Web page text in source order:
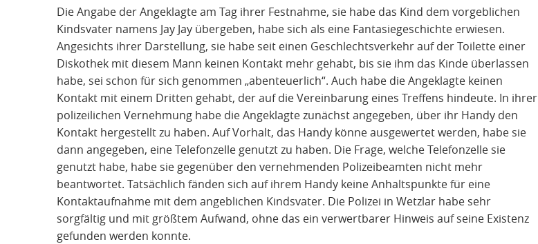
Die Angabe der Angeklagte am Tag ihrer Festnahme, sie habe das Kind dem vorgeblichen
Kindsvater namens Jay Jay übergeben, habe sich als eine Fantasiegeschichte erwiesen.
Angesichts ihrer Darstellung, sie habe seit einen Geschlechtsverkehr auf der Toilette einer
Diskothek mit diesem Mann keinen Kontakt mehr gehabt, bis sie ihm das Kinde überlassen
habe, sei schon für sich genommen „abenteuerlich“. Auch habe die Angeklagte keinen
Kontakt mit einem Dritten gehabt, der auf die Vereinbarung eines Treffens hindeute. In ihrer
polizeilichen Vernehmung habe die Angeklagte zunächst angegeben, über ihr Handy den
Kontakt hergestellt zu haben. Auf Vorhalt, das Handy könne ausgewertet werden, habe sie
dann angegeben, eine Telefonzelle genutzt zu haben. Die Frage, welche Telefonzelle sie
genutzt habe, habe sie gegenüber den vernehmenden Polizeibeamten nicht mehr
beantwortet. Tatsächlich fänden sich auf ihrem Handy keine Anhaltspunkte für eine
Kontaktaufnahme mit dem angeblichen Kindsvater. Die Polizei in Wetzlar habe sehr
sorgfältig und mit größtem Aufwand, ohne das ein verwertbarer Hinweis auf seine Existenz
gefunden werden konnte.